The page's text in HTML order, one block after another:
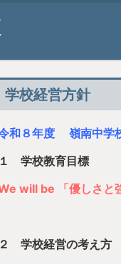
学校経営方針
和８年度 嶺南中学
１ 学校教育目標
will be 「優しさと
２ 学校経営の考え方